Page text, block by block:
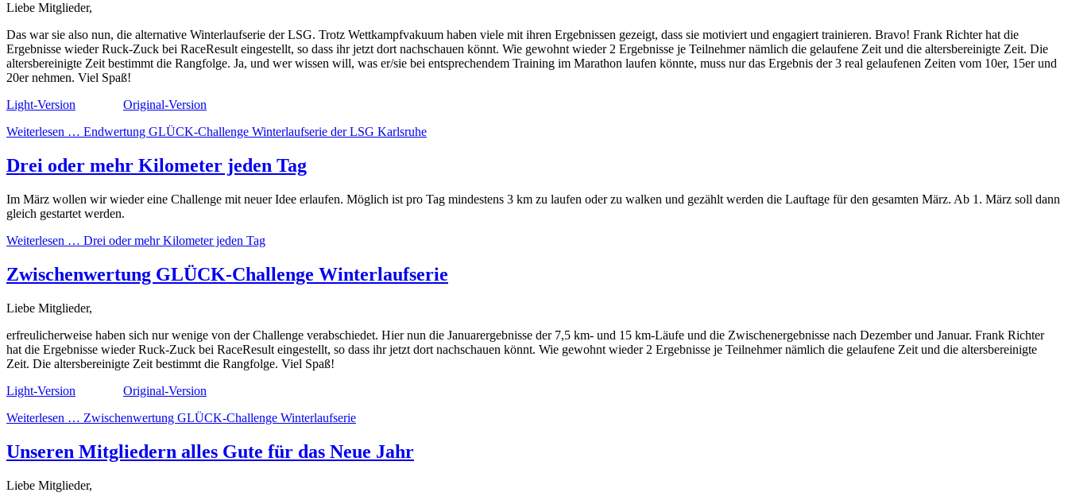
Liebe Mitglieder,
Das war sie also nun, die alternative Winterlaufserie der LSG. Trotz Wettkampfvakuum haben viele mit ihren Ergebnissen gezeigt, dass sie motiviert und engagiert trainieren. Bravo! Frank Richter hat die
Ergebnisse wieder Ruck-Zuck bei RaceResult eingestellt, so dass ihr jetzt dort nachschauen könnt. Wie gewohnt wieder 2 Ergebnisse je Teilnehmer nämlich die gelaufene Zeit und die altersbereinigte Zeit. Die
altersbereinigte Zeit bestimmt die Rangfolge. Ja, und wer wissen will, was er/sie bei entsprechendem Training im Marathon laufen könnte, muss nur das Ergebnis der 3 real gelaufenen Zeiten vom 10er, 15er und
20er nehmen. Viel Spaß!
Light-Version
Original-Version
Weiterlesen … Endwertung GLÜCK-Challenge Winterlaufserie der LSG Karlsruhe
Drei oder mehr Kilometer jeden Tag
Im März wollen wir wieder eine Challenge mit neuer Idee erlaufen. Möglich ist pro Tag mindestens 3 km zu laufen oder zu walken und gezählt werden die Lauftage für den gesamten März. Ab 1. März soll dann
gleich gestartet werden.
Weiterlesen … Drei oder mehr Kilometer jeden Tag
Zwischenwertung GLÜCK-Challenge Winterlaufserie
Liebe Mitglieder,
erfreulicherweise haben sich nur wenige von der Challenge verabschiedet. Hier nun die Januarergebnisse der 7,5 km- und 15 km-Läufe und die Zwischenergebnisse nach Dezember und Januar. Frank Richter
hat die Ergebnisse wieder Ruck-Zuck bei RaceResult eingestellt, so dass ihr jetzt dort nachschauen könnt. Wie gewohnt wieder 2 Ergebnisse je Teilnehmer nämlich die gelaufene Zeit und die altersbereinigte
Zeit. Die altersbereinigte Zeit bestimmt die Rangfolge. Viel Spaß!
Light-Version
Original-Version
Weiterlesen … Zwischenwertung GLÜCK-Challenge Winterlaufserie
Unseren Mitgliedern alles Gute für das Neue Jahr
Liebe Mitglieder,